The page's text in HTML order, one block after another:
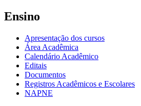
Ensino
Apresentação dos cursos
Área Acadêmica
Calendário Acadêmico
Editais
Documentos
Registros Acadêmicos e Escolares
NAPNE